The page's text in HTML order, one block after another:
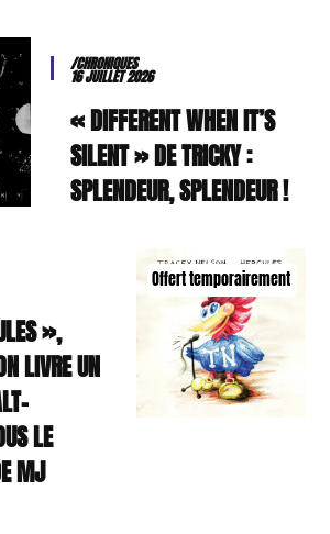
/CHRONIQUES
16 JUILLET 2026
« DIFFERENT WHEN IT’S
SILENT » DE TRICKY :
SPLENDEUR, SPLENDEUR !
Offert temporairement
»,
LIVRE UN
LE
MJ